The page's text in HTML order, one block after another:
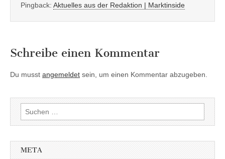
Pingback: Aktuelles aus der Redaktion | Marktinside
Schreibe einen Kommentar
Du musst angemeldet sein, um einen Kommentar abzugeben.
Suchen
nach:
META